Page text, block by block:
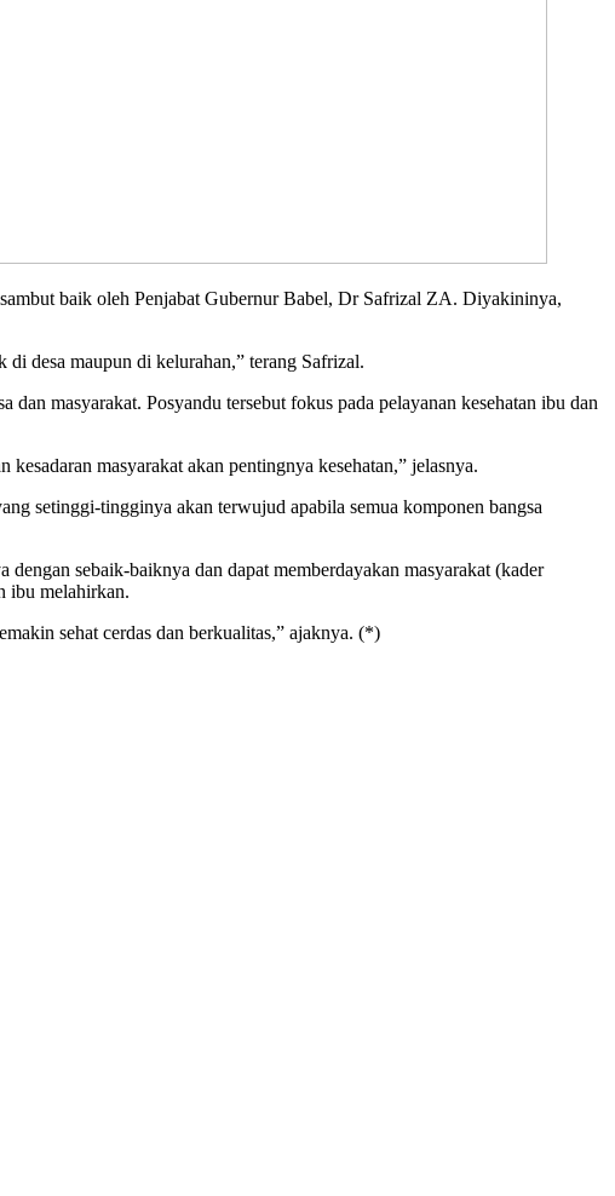
baik oleh Penjabat Gubernur Babel, Dr Safrizal ZA. Diyakininya,
di desa maupun di kelurahan,” terang Safrizal.
masyarakat. Posyandu tersebut fokus pada pelayanan kesehatan ibu dan
masyarakat akan pentingnya kesehatan,” jelasnya.
setinggi-tingginya akan terwujud apabila semua komponen bangsa
sebaik-baiknya dan dapat memberdayakan masyarakat (kader
ibu melahirkan.
sehat cerdas dan berkualitas,” ajaknya. (*)